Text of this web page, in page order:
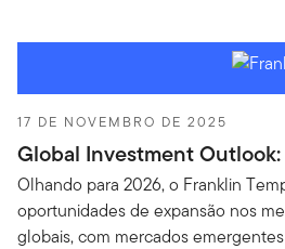
17 DE NOVEMBRO DE 2025
Global Investment
Olhando para 2026, o Franklin
oportunidades de expansão nos
globais, com mercados